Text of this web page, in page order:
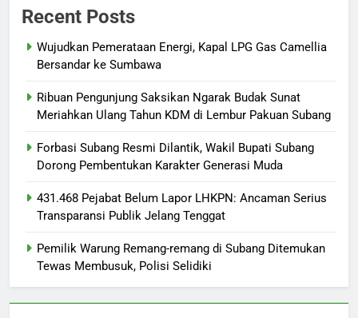
Recent Posts
Wujudkan Pemerataan Energi, Kapal LPG Gas Camellia
Bersandar ke Sumbawa
Ribuan Pengunjung Saksikan Ngarak Budak Sunat
Meriahkan Ulang Tahun KDM di Lembur Pakuan Subang
‎Forbasi Subang Resmi Dilantik, Wakil Bupati Subang
Dorong Pembentukan Karakter Generasi Muda
431.468 Pejabat Belum Lapor LHKPN: Ancaman Serius
Transparansi Publik Jelang Tenggat
Pemilik Warung Remang-remang di Subang Ditemukan
Tewas Membusuk, Polisi Selidiki